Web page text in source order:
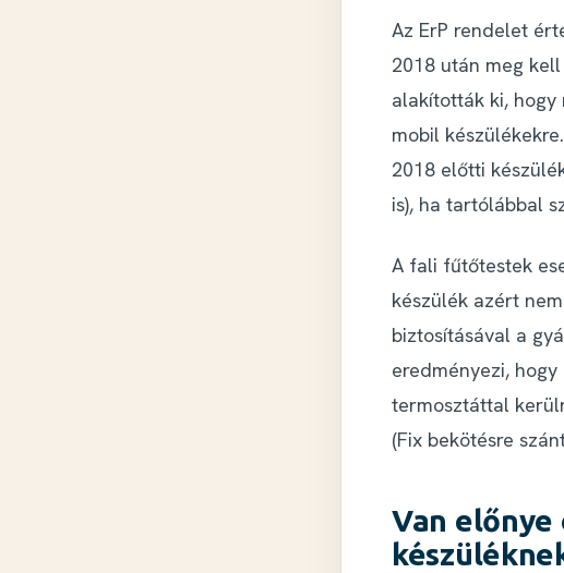
Az ErP rendelet
2018 után meg
alakították ki, hogy
mobil készülékekre
2018 előtti
is), ha tartólábbal
A fali fűtőtestek
készülék azért
biztosításával a
eredményezi, hogy
termosztáttal
(Fix bekötésre
Van előnye